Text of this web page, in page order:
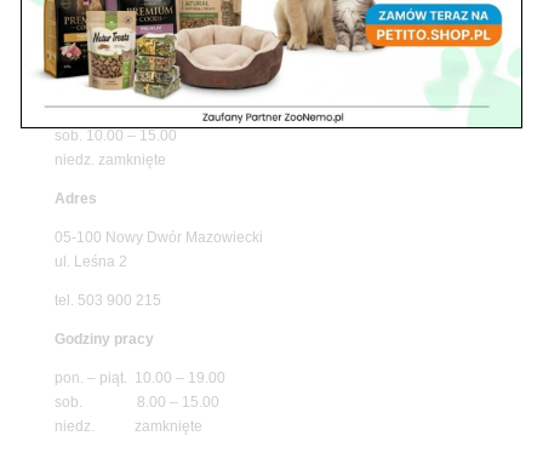
pawilon 134
tel./fax. 22 784 71 96
Godziny pracy
pon. – piąt. 10.00 – 19.00
sob. 10.00 – 15.00
niedz. zamknięte
Adres
05-100 Nowy Dwór Mazowiecki
ul. Leśna 2
tel. 503 900 215
Godziny pracy
pon. – piąt. 10.00 – 19.00
sob. 8.00 – 15.00
niedz. zamknięte